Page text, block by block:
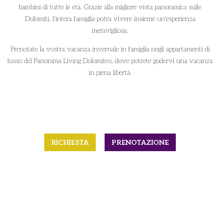
bambini di tutte le età. Grazie alla migliore vista panoramica sulle
Dolomiti, l’intera famiglia potra vivere insieme un'esperienza
meravigliosa.
Prenotate la vostra vacanza invernale in famiglia negli appartamenti di
lusso del Panorama Living Dolomites, dove potrete godervi una vacanza
in piena libertà.
RICHIESTA PRENOTAZIONE